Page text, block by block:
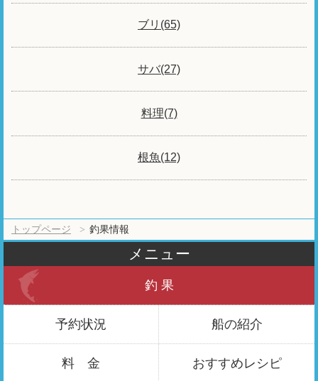
ブリ(65)
サバ(27)
料理(7)
根魚(12)
トップページ 釣果情報
メニュー
釣 果
予約状況 船の紹介
料 金 おすすめレシピ